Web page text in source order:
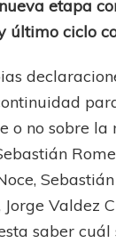
etapa
último ciclo
o no sobre
Valdez
saber